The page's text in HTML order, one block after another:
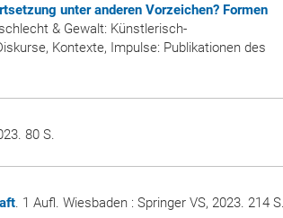
unter anderen Vorzeichen? Formen
& Gewalt: Künstlerisch-
Kontexte, Impulse: Publikationen des
80 S.
. 1 Aufl. Wiesbaden : Springer VS, 2023. 214 S.